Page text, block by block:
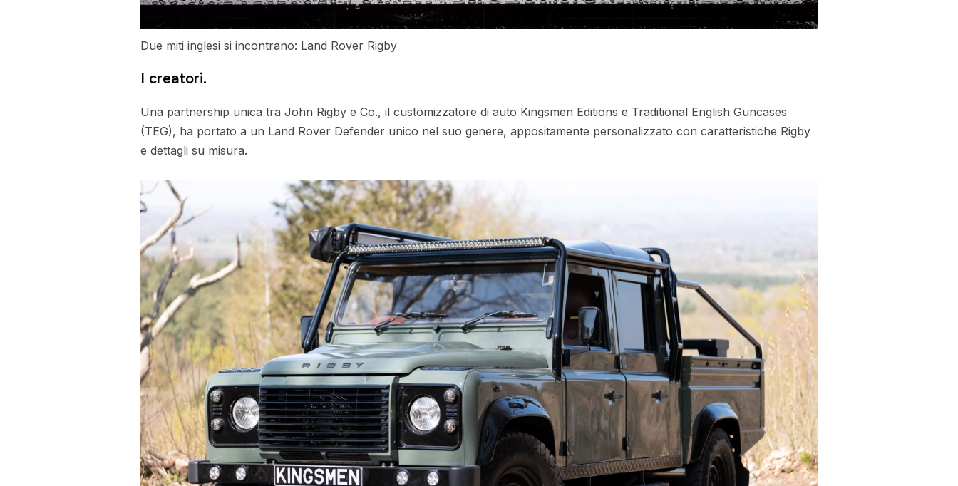
Due miti inglesi si incontrano: Land Rover Rigby
I creatori.
Una partnership unica tra John Rigby e Co., il customizzatore di auto Kingsmen Editions e Traditional English Guncases
(TEG), ha portato a un Land Rover Defender unico nel suo genere, appositamente personalizzato con caratteristiche Rigby
e dettagli su misura.